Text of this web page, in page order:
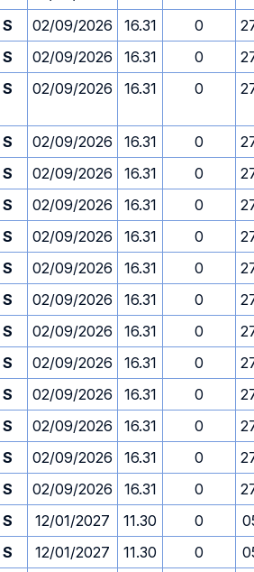
S 02/09/2026 16.31 0
S 02/09/2026 16.31 0
S 02/09/2026 16.31 0
S 02/09/2026 16.31 0
S 02/09/2026 16.31 0
S 02/09/2026 16.31 0
S 02/09/2026 16.31 0
S 02/09/2026 16.31 0
S 02/09/2026 16.31 0
S 02/09/2026 16.31 0
S 02/09/2026 16.31 0
S 02/09/2026 16.31 0
S 02/09/2026 16.31 0
S 02/09/2026 16.31 0
S 02/09/2026 16.31 0
S 12/01/2027 11.30 0
S 12/01/2027 11.30 0